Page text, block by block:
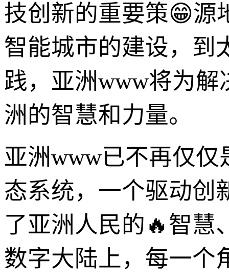
技创新的重要策😁源
智能城市的建设，到
践，亚洲www将为
洲的智慧和力量。
亚洲www已不再仅
态系统，一个驱动创
了亚洲人民的🔥智慧
数字大陆上，每一个